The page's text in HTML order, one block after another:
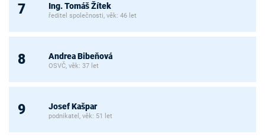
7 Ing. Tomáš Žítek
ředitel společnosti, věk: 46 let
8 Andrea Bibeňová
OSVČ, věk: 37 let
9 Josef Kašpar
podnikatel, věk: 51 let